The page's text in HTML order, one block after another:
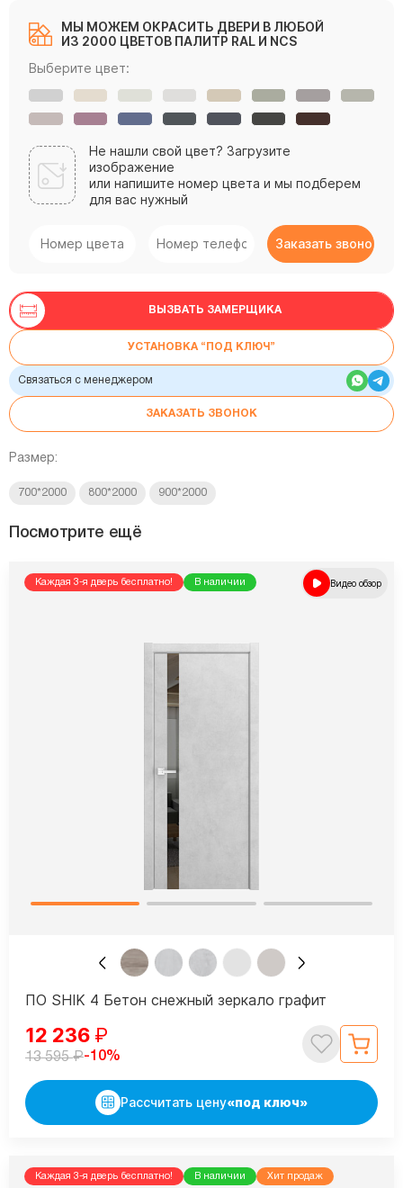
МЫ МОЖЕМ ОКРАСИТЬ ДВЕРИ В ЛЮБОЙ
ИЗ 2000 ЦВЕТОВ ПАЛИТР RAL И NCS
Выберите цвет:
Не нашли свой цвет? Загрузите
изображение
или напишите номер цвета и мы подберем
для вас нужный
ВЫЗВАТЬ ЗАМЕРЩИКА
УСТАНОВКА “ПОД КЛЮЧ”
Связаться с менеджером
ЗАКАЗАТЬ ЗВОНОК
Размер:
700*2000 800*2000 900*2000
Посмотрите ещё
Каждая 3-я дверь бесплатно! В наличии Видео обзор
ПО SHIK 4 Бетон снежный зеркало графит
12 236 ₽
13 595₽-10%
Рассчитать цену«под ключ»
Каждая 3-я дверь бесплатно! В наличии Хит продаж